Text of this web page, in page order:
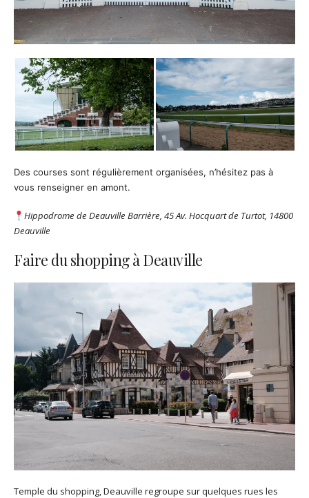
Des courses sont régulièrement organisées, n’hésitez pas à
vous renseigner en amont.
Hippodrome de Deauville Barrière, 45 Av. Hocquart de Turtot, 14800
Deauville
Faire du shopping à Deauville
Temple du shopping, Deauville regroupe sur quelques rues les